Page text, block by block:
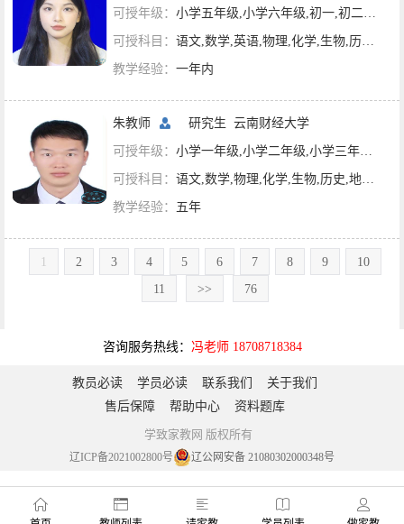
可授年级： 小学五年级,小学六年级,初一,初二,初三
可授科目： 语文,数学,英语,物理,化学,生物,历史,地理,政治,英语四级
教学经验： 一年内
朱教师 研究生 云南财经大学
可授年级： 小学一年级,小学二年级,小学三年级,小学四年级,小学五年级,小学六年级,初一,初二,初三
可授科目： 语文,数学,物理,化学,生物,历史,地理,政治
教学经验： 五年
2 3 4 5 6 7 8 9
10
11
>> 76
咨询服务热线： 冯老师 18708718384
教员必读 学员必读 联系我们
关于我们
售后保障
帮助中心 资料题库
学致家教网 版权所有
辽ICP备2021002800号 辽公网安备 21080302000348号